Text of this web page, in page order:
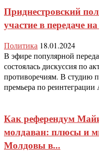
Приднестровский
участие в передаче
Политика 18.01.2024
В эфире популярной
состоялась дискуссия по
противоречиям. В студию
премьера по
Как референдум
молдаван: плюсы и
Молдовы в...